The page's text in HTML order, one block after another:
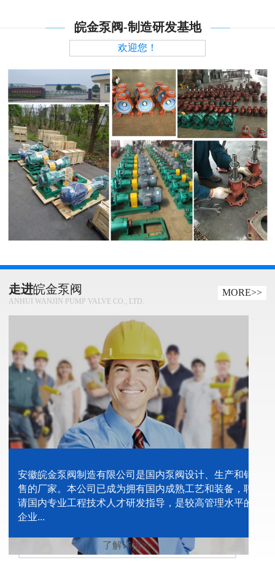
皖金泵阀-制造研发基地
欢迎您！
MORE>>
走进皖金泵阀
ANHUI WANJIN PUMP VALVE CO., LTD.
安徽皖金泵阀制造有限公司是国内泵阀设计、生产和销
售的厂家。本公司已成为拥有国内成熟工艺和装备，聘
请国内专业工程技术人才研发指导，是较高管理水平的
企业...
了解详情>>